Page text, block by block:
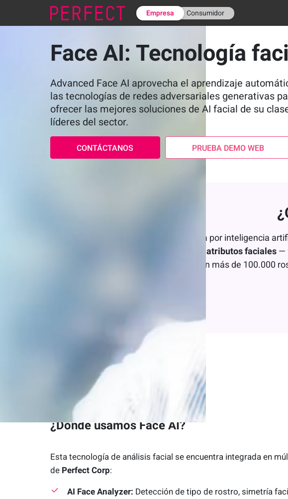
Empresa Consumidor
Face AI: Tecnología
Advanced Face AI aprovecha el aprendizaje
las tecnologías de redes adversariales generativas
ofrecer las mejores soluciones de AI facial de su
líderes del sector.
CONTÁCTANOS PRUEBA DEMO WEB
es una tecnología potenciada por inteligencia
más de 70 atributos faciales—
Esta tecnología ha sido entrenada con más de 100.000
¿Dónde usamos Face AI?
Esta tecnología de análisis facial se encuentra integrada en
de Perfect Corp:
AI Face Analyzer: Detección de tipo de rostro, simetría